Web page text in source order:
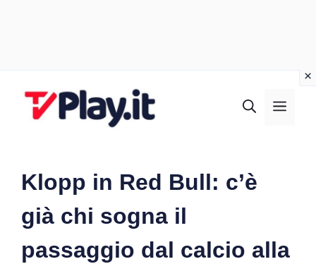
Klopp in Red Bull: c’è
già chi sogna il
passaggio dal calcio alla